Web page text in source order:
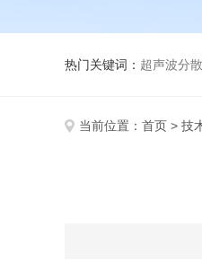
热门关键词： 超声波分散
当前位置： 首页 > 技